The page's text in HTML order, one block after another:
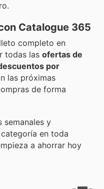
Catalogue 365
completo en
todas las ofertas de
por
las próximas
de forma
semanales y
en toda
a ahorrar hoy